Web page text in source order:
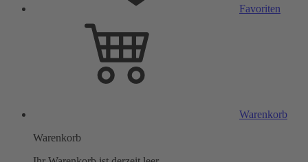
Favoriten
Warenkorb
Warenkorb